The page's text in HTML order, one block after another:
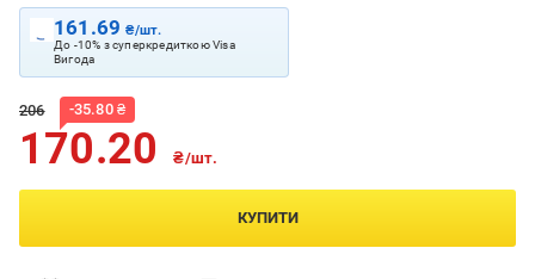
161.69₴/шт.
До -10% з суперкредиткою Visa
Вигода
206 -35.80₴
170.20 ₴/шт.
КУПИТИ